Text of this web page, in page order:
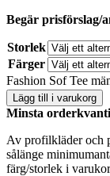
Begär prisförslag/
Storlek
Färger
Fashion Sof Tee
Lägg till i varukorg
Minsta
Av profilkläder och
sålänge
färg/storlek i